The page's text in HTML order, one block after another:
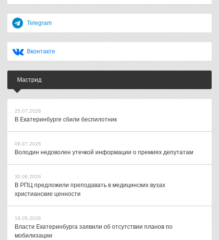
Telegram
Вконтакте
Мастрид
25.07.2026
В Екатеринбурге сбили беспилотник
08.07.2026
Володин недоволен утечкой информации о премиях депутатам
30.06.2026
В РПЦ предложили преподавать в медицинских вузах
христианские ценности
19.05.2026
Власти Екатеринбурга заявили об отсутствии планов по
мобилизации